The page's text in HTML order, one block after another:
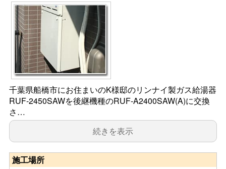
千葉県船橋市にお住まいのK様邸のリンナイ製ガス給湯器
RUF-2450SAWを後継機種のRUF-A2400SAW(A)に交換
さ…
続きを表示
施工場所